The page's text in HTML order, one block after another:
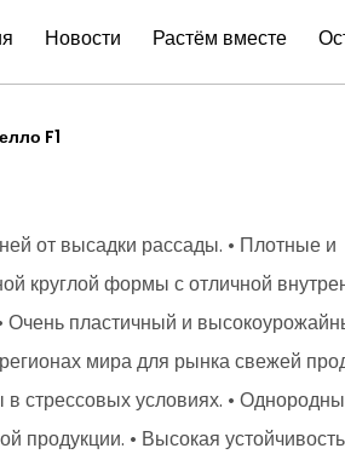
Новости Растём вместе
F1
от высадки рассады. • Плотные и
круглой формы с отличной
Очень пластичный и
мира для рынка свежей
в стрессовых условиях. •
продукции. • Высокая